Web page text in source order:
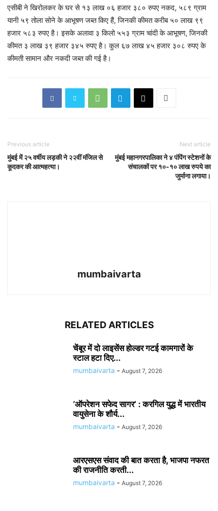
एसीबी ने खिरोलकर के घर से १३ लाख ०६ हजार ३८० रुपए नकद, ५८९ ग्राम
यानी ५९ तोला सोने के आभूषण जब्त किए हैं, जिनकी कीमत करीब ५० लाख ९९
हजार ५८३ रुपए है। इसके अलावा ३ किलो ५५३ ग्राम चांदी के आभूषण, जिनकी
कीमत ३ लाख ३९ हजार ३४५ रुपए है। कुल ६७ लाख ४५ हजार ३०८ रुपए के
कीमती सामान और नकदी जब्त की गई है।
Previous article
मुंबई में २५ वर्षीय लड़की ने २२वीं मंजिल से
कूदकर की आत्महत्या।
Next article
मुंबई महानगरपालिका ने ४ पंपिंग स्टेशनों के
संचालकों पर १०-१० लाख रुपये का
जुर्माना लगाया।
mumbaivarta
RELATED ARTICLES
चेंबूर में दो लाइसेंस होल्डर गटई कामगारों के
स्टाल हटा दिए...
mumbaivarta - August 7, 2026
‘ऑपरेशन सफेद सागर’ : करगिल युद्ध में भारतीय
वायुसेना के शौर्य...
mumbaivarta - August 7, 2026
आरएसएस संवाद की बात करता है, भाजपा नफरत
की राजनीति करती...
mumbaivarta - August 7, 2026